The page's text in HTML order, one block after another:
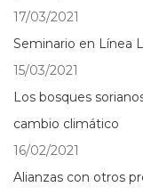
17/03/2021
Seminario en Línea
15/03/2021
Los bosques
cambio climático
16/02/2021
Alianzas con otros